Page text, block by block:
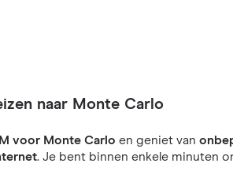
naar Monte Carlo
voor Monte Carlo en geniet van
. Je bent binnen enkele minuten